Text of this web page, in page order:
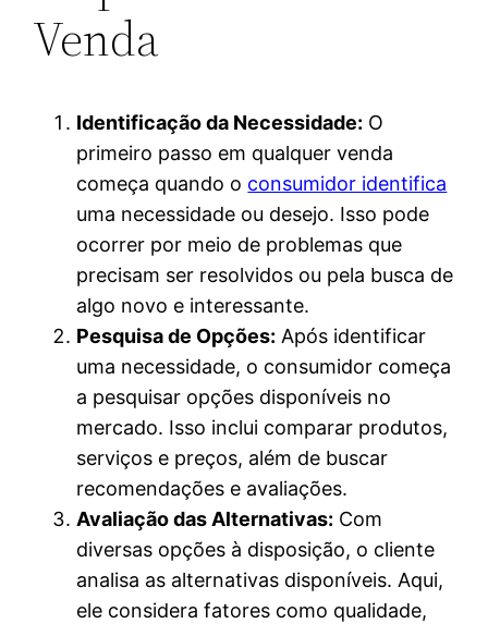
Venda
Identificação da Necessidade: O
primeiro passo em qualquer venda
começa quando o consumidor identifica
uma necessidade ou desejo. Isso pode
ocorrer por meio de problemas que
precisam ser resolvidos ou pela busca de
algo novo e interessante.
Pesquisa de Opções: Após identificar
uma necessidade, o consumidor começa
a pesquisar opções disponíveis no
mercado. Isso inclui comparar produtos,
serviços e preços, além de buscar
recomendações e avaliações.
Avaliação das Alternativas: Com
diversas opções à disposição, o cliente
analisa as alternativas disponíveis. Aqui,
ele considera fatores como qualidade,